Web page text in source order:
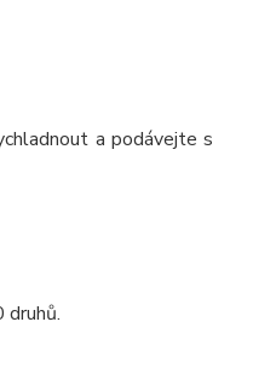
a podávejte s
druhů.